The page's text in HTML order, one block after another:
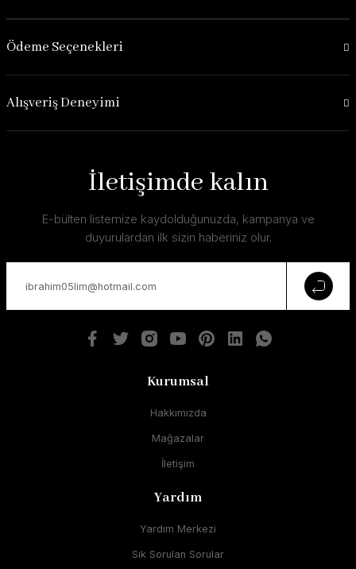
Ödeme Seçenekleri
Alışveriş Deneyimi
İletişimde kalın
E-bülten listemize kaydolduğunuzda, kampanya ve
duyurulardan ilk sizin haberiniz olur.
Kurumsal
Hakkımızda
Mağazalar
İletişim
Yardım
Yardım Merkezi
Sık Sorulan Sorular